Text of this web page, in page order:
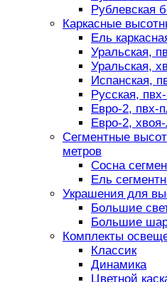
Рублевская
Каркасные
Ель
Уральская,
Уральская,
Испанская,
Русская,
Евро-2, пвх-
Евро-2,
Сегментные
метров
Сосна
Ель
Украшения для
Большие
Большие
Комплекты
Классик
Динамика
Цветной